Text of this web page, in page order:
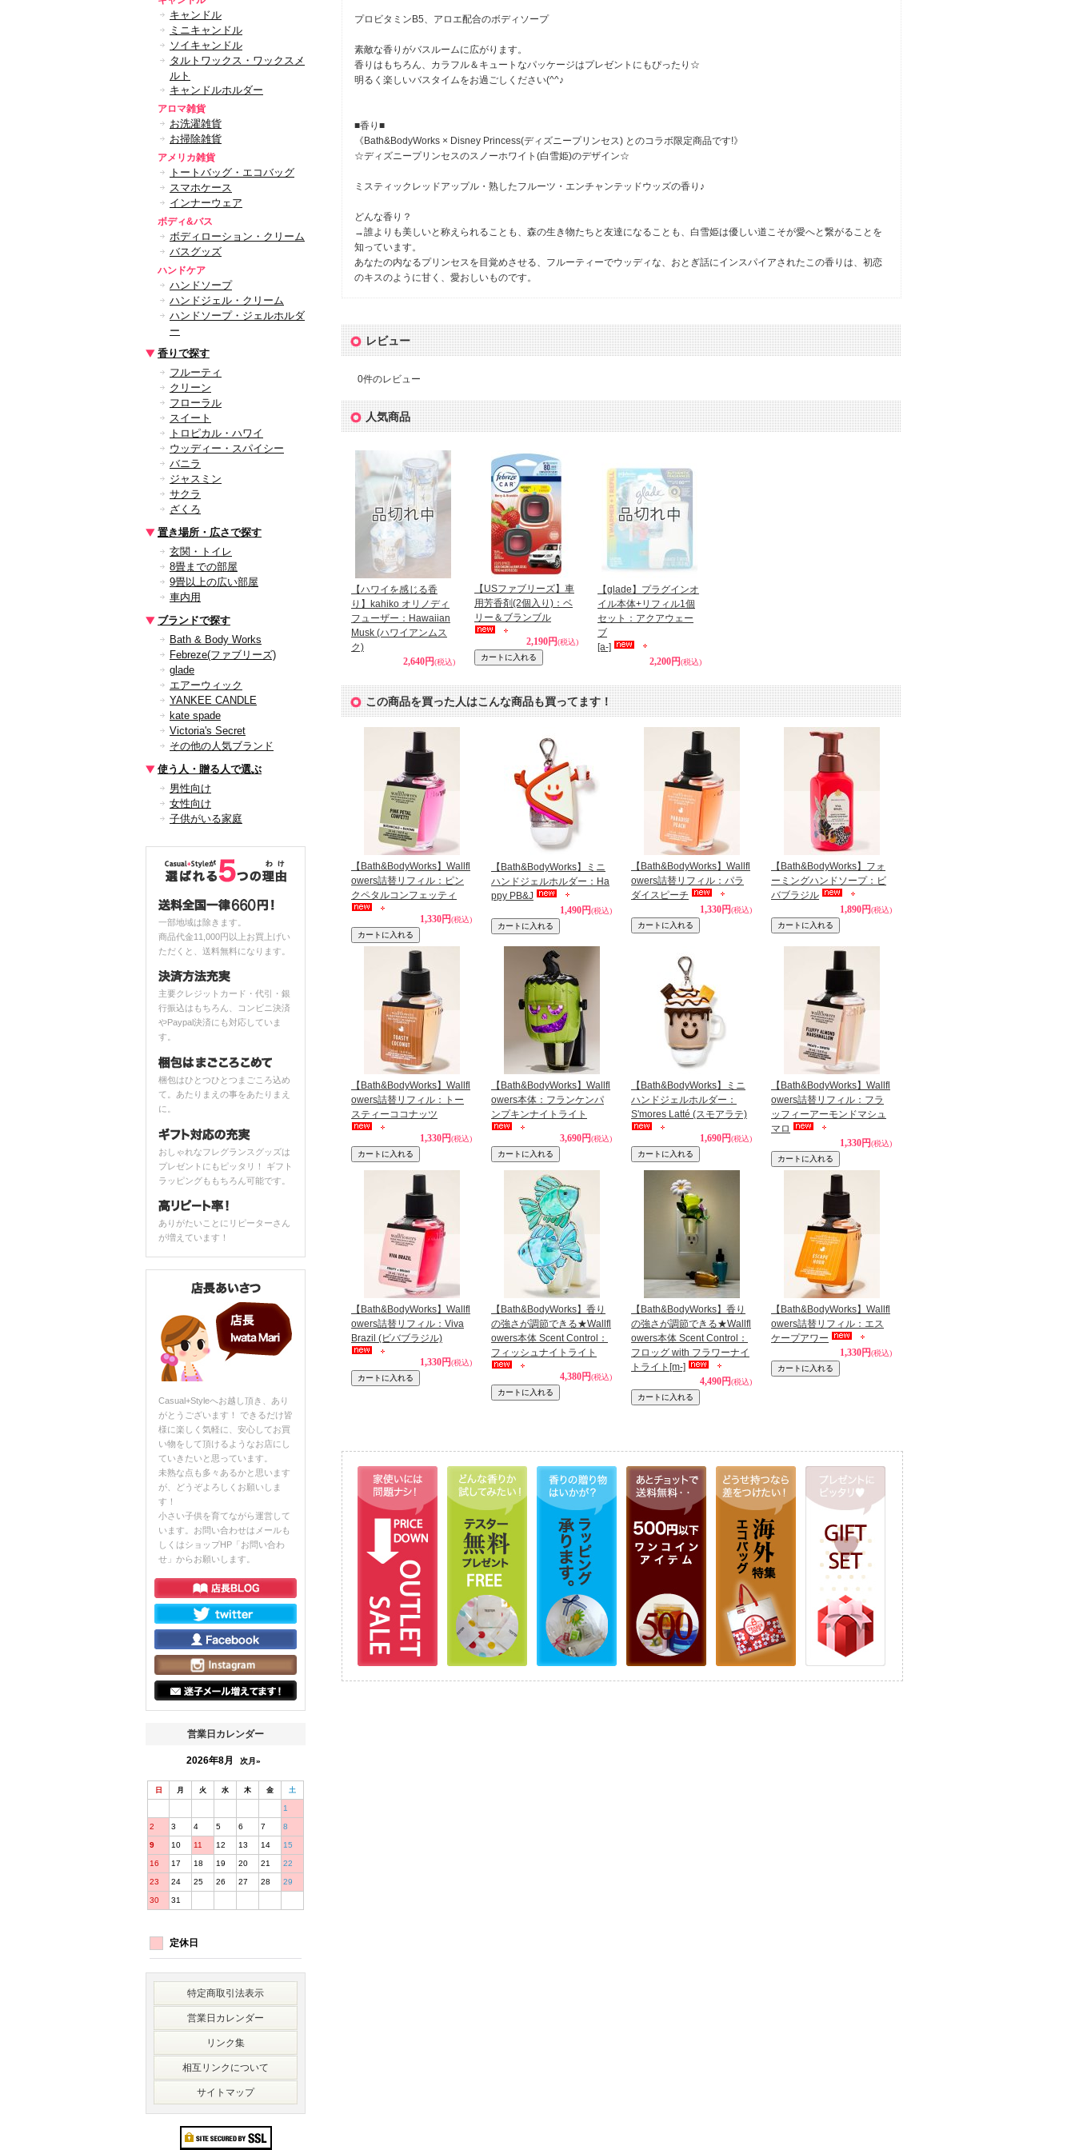
キャンドル
ミニキャンドル
ソイキャンドル
タルトワックス・ワックスメ
ルト
キャンドルホルダー
アロマ雑貨
お洗濯雑貨
お掃除雑貨
アメリカ雑貨
トートバッグ・エコバッグ
スマホケース
インナーウェア
ボディ&バス
ボディローション・クリーム
バスグッズ
ハンドケア
ハンドソープ
ハンドジェル・クリーム
ハンドソープ・ジェルホルダ
ー
香りで探す
フルーティ
クリーン
フローラル
スイート
トロピカル・ハワイ
ウッディー・スパイシー
バニラ
ジャスミン
サクラ
ざくろ
置き場所・広さで探す
玄関・トイレ
8畳までの部屋
9畳以上の広い部屋
車内用
ブランドで探す
Bath & Body Works
Febreze(ファブリーズ)
glade
エアーウィック
YANKEE CANDLE
kate spade
Victoria's Secret
その他の人気ブランド
使う人・贈る人で選ぶ
男性向け
女性向け
子供がいる家庭
一部地域は除きます。
商品代金11,000円以上お買上げい
ただくと、送料無料になります。
主要クレジットカード・代引・銀
行振込はもちろん、コンビニ決済
やPaypal決済にも対応していま
す。
梱包はひとつひとつまごころ込め
て。あたりまえの事をあたりまえ
に。
おしゃれなフレグランスグッズは
プレゼントにもピッタリ！ ギフト
ラッピングももちろん可能です。
ありがたいことにリピーターさん
が増えています！
Casual+Styleへお越し頂き、あり
がとうございます！ できるだけ皆
様に楽しく気軽に、安心してお買
い物をして頂けるようなお店にし
ていきたいと思っています。
未熟な点も多々あるかと思います
が、どうぞよろしくお願いしま
す！
小さい子供を育てながら運営して
います。お問い合わせはメールも
しくはショップHP「お問い合わ
せ」からお願いします。
営業日カレンダー
2026年8月 次月»
日 月 火 水 木 金 土
1
2 3 4 5 6 7 8
9 10 11 12 13 14 15
16 17 18 19 20 21 22
23 24 25 26 27 28 29
30 31
定休日
特定商取引法表示
営業日カレンダー
リンク集
相互リンクについて
サイトマップ
プロビタミンB5、アロエ配合のボディソープ
素敵な香りがバスルームに広がります。
香りはもちろん、カラフル＆キュートなパッケージはプレゼントにもぴったり☆
明るく楽しいバスタイムをお過ごしください(^^♪
■香り■
《Bath&BodyWorks × Disney Princess(ディズニープリンセス) とのコラボ限定商品です!》
☆ディズニープリンセスのスノーホワイト(白雪姫)のデザイン☆
ミスティックレッドアップル・熟したフルーツ・エンチャンテッドウッズの香り♪
どんな香り？
→誰よりも美しいと称えられることも、森の生き物たちと友達になることも、白雪姫は優しい道こそが愛へと繋がることを
知っています。
あなたの内なるプリンセスを目覚めさせる、フルーティーでウッディな、おとぎ話にインスパイアされたこの香りは、初恋
のキスのように甘く、愛おしいものです。
レビュー
0件のレビュー
人気商品
【ハワイを感じる香
り】kahiko オリノディ
フューザー：Hawaiian
Musk (ハワイアンムス
ク)
2,640円(税込)
【USファブリーズ】車
用芳香剤(2個入り)：ベ
リー＆ブランブル
2,190円(税込)
【glade】プラグインオ
イル本体+リフィル1個
セット：アクアウェー
ブ
[a-]
2,200円(税込)
この商品を買った人はこんな商品も買ってます！
【Bath&BodyWorks】Wallfl
owers詰替リフィル：ピン
クペタルコンフェッティ
1,330円(税込)
【Bath&BodyWorks】ミニ
ハンドジェルホルダー：Ha
ppy PB&J
1,490円(税込)
【Bath&BodyWorks】Wallfl
owers詰替リフィル：パラ
ダイスピーチ
1,330円(税込)
【Bath&BodyWorks】フォ
ーミングハンドソープ：ビ
バブラジル
1,890円(税込)
【Bath&BodyWorks】Wallfl
owers詰替リフィル：トー
スティーココナッツ
1,330円(税込)
【Bath&BodyWorks】Wallfl
owers本体：フランケンパ
ンプキンナイトライト
3,690円(税込)
【Bath&BodyWorks】ミニ
ハンドジェルホルダー：
S'mores Latté (スモアラテ)
1,690円(税込)
【Bath&BodyWorks】Wallfl
owers詰替リフィル：フラ
ッフィーアーモンドマシュ
マロ
1,330円(税込)
【Bath&BodyWorks】Wallfl
owers詰替リフィル：Viva
Brazil (ビバブラジル)
1,330円(税込)
【Bath&BodyWorks】香り
の強さが調節できる★Wallfl
owers本体 Scent Control：
フィッシュナイトライト
4,380円(税込)
【Bath&BodyWorks】香り
の強さが調節できる★Wallfl
owers本体 Scent Control：
フロッグ with フラワーナイ
トライト [m-]
4,490円(税込)
【Bath&BodyWorks】Wallfl
owers詰替リフィル：エス
ケープアワー
1,330円(税込)